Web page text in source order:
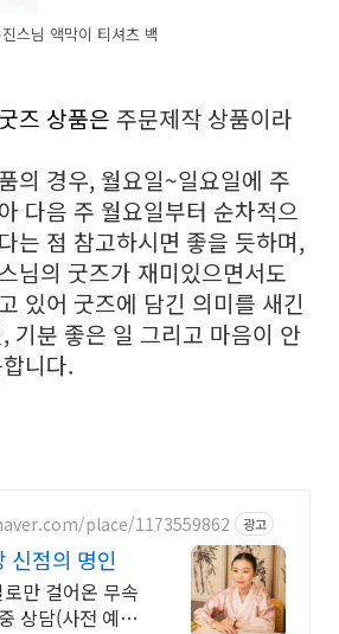
스님 액막이 티셔츠 백
즈 상품은 주문제작 상품이라
의 경우, 월요일~일요일에 주
다음 주 월요일부터 순차적으
는 점 참고하시면 좋을 듯하며,
님의 굿즈가 재미있으면서도
있어 굿즈에 담긴 의미를 새긴
기분 좋은 일 그리고 마음이 안
니다.
place/1173559862 광고
신점의 명인
만 걸어온 무속
상담(사전 예약